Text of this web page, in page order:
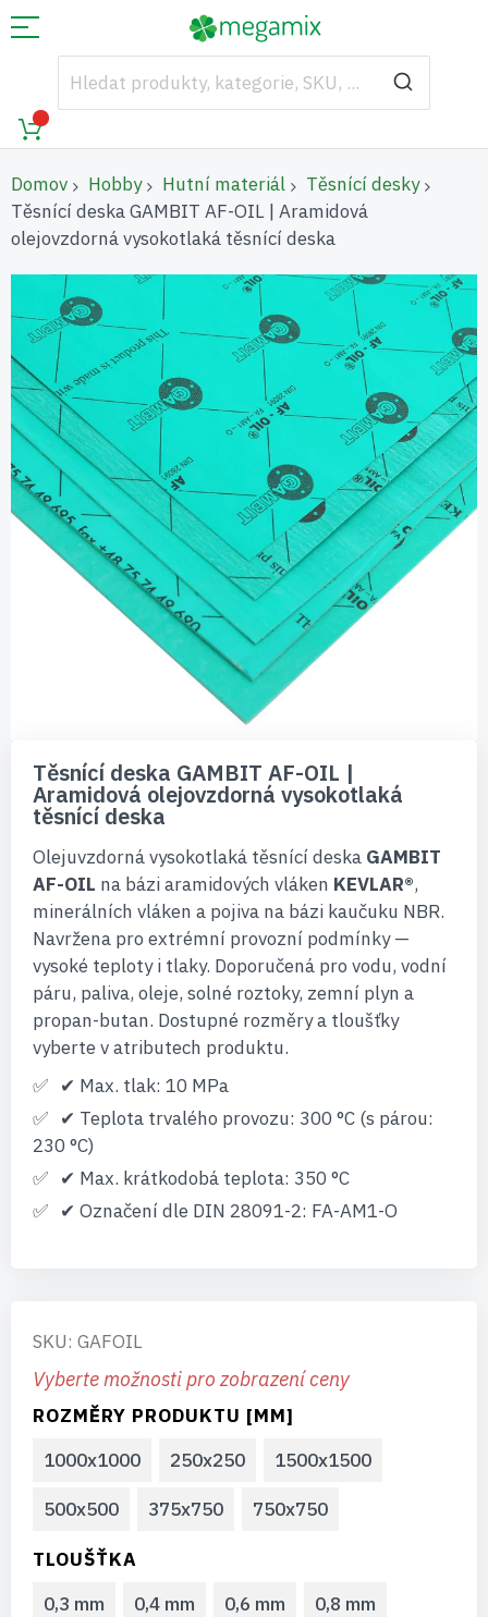
Domov Hobby Hutní materiál
Těsnící desky
Těsnící deska GAMBIT AF-OIL | Aramidová
olejovzdorná vysokotlaká těsnící deska
Přeskočit
konec
galerie
s
obrázky
začátek
galerie
Těsnící deska GAMBIT AF-OIL |
Aramidová olejovzdorná vysokotlaká
těsnící deska
Olejuvzdorná vysokotlaká těsnící deska GAMBIT
AF-OIL na bázi aramidových vláken KEVLAR®,
minerálních vláken a pojiva na bázi kaučuku NBR.
Navržena pro extrémní provozní podmínky —
vysoké teploty i tlaky. Doporučená pro vodu, vodní
páru, paliva, oleje, solné roztoky, zemní plyn a
propan-butan. Dostupné rozměry a tloušťky
vyberte v atributech produktu.
✔ Max. tlak: 10 MPa
✔ Teplota trvalého provozu: 300 °C (s párou:
230 °C)
✔ Max. krátkodobá teplota: 350 °C
✔ Označení dle DIN 28091-2: FA-AM1-O
SKU: GAFOIL
Vyberte možnosti pro zobrazení ceny
ROZMĚRY PRODUKTU [MM]
1000x1000
250x250 1500x1500
500x500 375x750 750x750
TLOUŠŤKA
0,3 mm
0,4 mm 0,6 mm 0,8 mm